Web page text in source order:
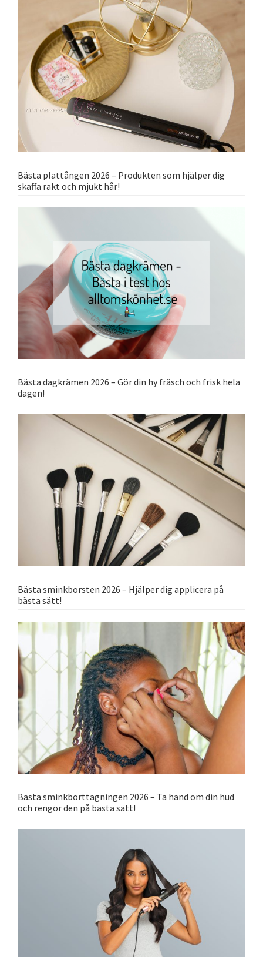
Bästa plattången 2026 – Produkten som hjälper dig
skaffa rakt och mjukt hår!
Bästa dagkrämen 2026 – Gör din hy fräsch och frisk hela
dagen!
Bästa sminkborsten 2026 – Hjälper dig applicera på
bästa sätt!
Bästa sminkborttagningen 2026 – Ta hand om din hud
och rengör den på bästa sätt!